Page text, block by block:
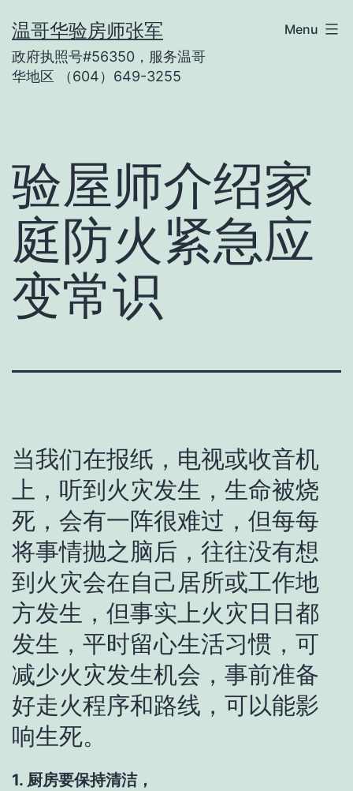
to
content
温哥华验房师张军
政府执照号#56350，服务温哥
华地区 （604）649-3255
Menu
验屋师介绍家
庭防火紧急应
变常识
当我们在报纸，电视或收音机
上，听到火灾发生，生命被烧
死，会有一阵很难过，但每每
将事情抛之脑后，往往没有想
到火灾会在自己居所或工作地
方发生，但事实上火灾日日都
发生，平时留心生活习惯，可
减少火灾发生机会，事前准备
好走火程序和路线，可以能影
响生死。
1. 厨房要保持清洁，